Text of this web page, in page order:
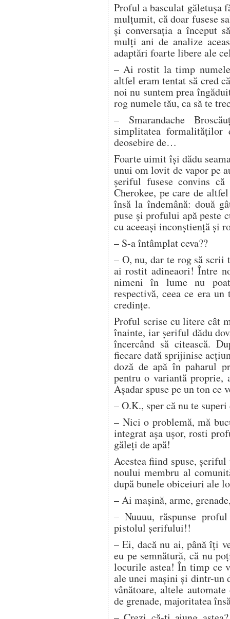
Proful a basculat găletuşa
mulţumit, că doar fusese
şi conversaţia a început
mulţi ani de analize
adaptări foarte libere ale
– Ai rostit la timp
altfel eram tentat să cred
noi nu suntem prea
rog numele tău, ca să te
– Smarandache
simplitatea
deosebire de…
Foarte uimit îşi dădu
unui om lovit de vapor pe
şeriful fusese convins
Cherokee, pe care de
însă la îndemână: două
puse şi profului apă peste
cu aceeaşi inconştienţă şi
– S-a întâmplat ceva??
– O, nu, dar te rog să
ai rostit adineaori! Între
nimeni în lume nu
respectivă, ceea ce era
credinţe.
Proful scrise cu litere cât
înainte, iar şeriful dădu
încercând să citească.
fiecare dată sprijinise
doză de apă în paharul
pentru o variantă proprie,
Aşadar spuse pe un ton ce
– O.K., sper că nu te
– Nici o problemă, mă
integrat aşa uşor, rosti
găleţi de apă!
Acestea fiind spuse,
noului membru al
după bunele obiceiuri ale
– Ai maşină, arme,
– Nuuuu, răspunse
pistolul şerifului!!
– Ei, dacă nu ai, până îţi
eu pe semnătură, că nu
locurile astea! În timp ce
ale unei maşini şi dintr-un
vânătoare, altele
de grenade, majoritatea